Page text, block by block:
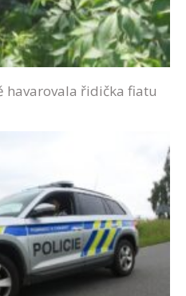
havarovala řidička fiatu